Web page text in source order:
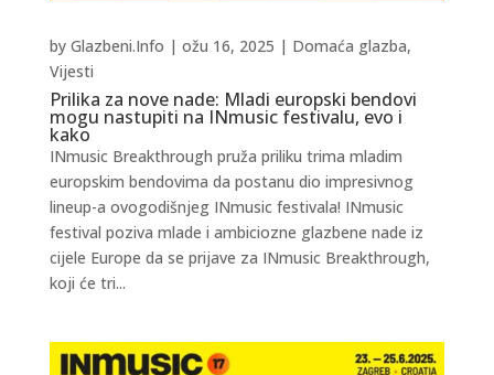
Prilika za nove nade: Mladi europski bendovi
mogu nastupiti na INmusic festivalu, evo i
kako
by Glazbeni.Info | ožu 16, 2025 | Domaća glazba,
Vijesti
INmusic Breakthrough pruža priliku trima mladim
europskim bendovima da postanu dio impresivnog
lineup-a ovogodišnjeg INmusic festivala! INmusic
festival poziva mlade i ambiciozne glazbene nade iz
cijele Europe da se prijave za INmusic Breakthrough,
koji će tri...